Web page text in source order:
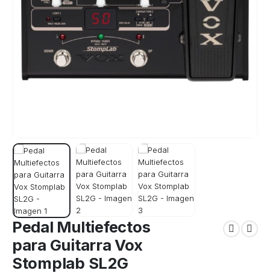
Pedal Multiefectos
para Guitarra Vox
Stomplab SL2G